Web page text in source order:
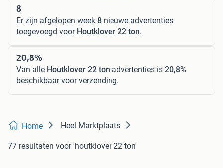
8
Er zijn afgelopen week 8 nieuwe advertenties
toegevoegd voor Houtklover 22 ton.
20,8%
Van alle Houtklover 22 ton advertenties is 20,8%
beschikbaar voor verzending.
Home Heel Marktplaats
77 resultaten voor 'houtklover 22 ton'